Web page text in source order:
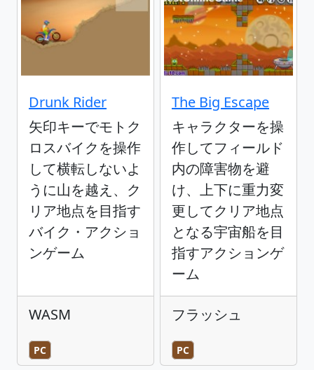
Drunk Rider
矢印キーでモトク
ロスバイクを操作
して横転しないよ
うに山を越え、ク
リア地点を目指す
バイク・アクショ
ンゲーム
WASM
PC
The Big Escape
キャラクターを操
作してフィールド
内の障害物を避
け、上下に重力変
更してクリア地点
となる宇宙船を目
指すアクションゲ
ーム
フラッシュ
PC